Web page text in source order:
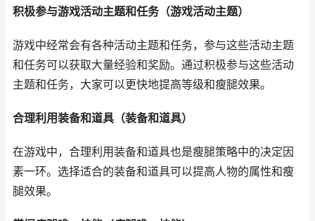
积极参与游戏活动主题和任务（游戏活动主题）
游戏中经常会有各种活动主题和任务，参与这些活动主题
和任务可以获取大量经验和奖励。通过积极参与这些活动
主题和任务，大家可以更快地提高等级和瘦腿效果。
合理利用装备和道具（装备和道具）
在游戏中，合理利用装备和道具也是瘦腿策略中的决定因
素一环。选择适合的装备和道具可以提高人物的属性和瘦
腿效果。